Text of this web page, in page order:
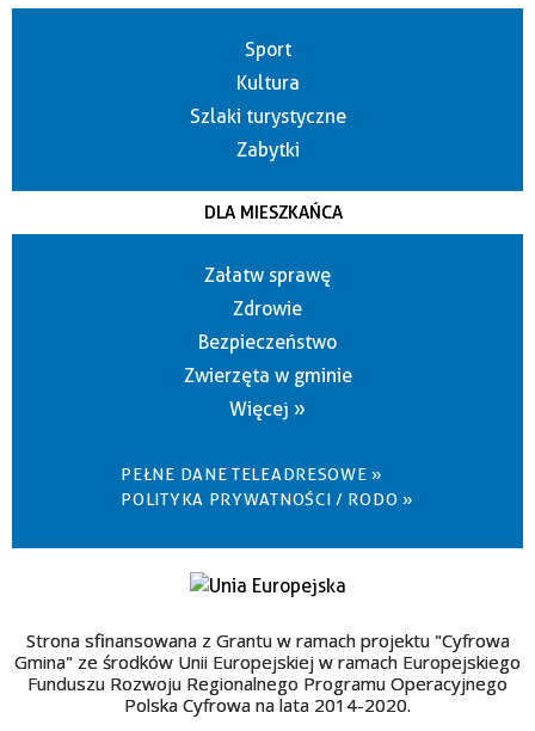
Sport
Kultura
Szlaki turystyczne
Zabytki
DLA MIESZKAŃCA
Załatw sprawę
Zdrowie
Bezpieczeństwo
Zwierzęta w gminie
Więcej »
PEŁNE DANE TELEADRESOWE »
POLITYKA PRYWATNOŚCI / RODO »
Strona sfinansowana z Grantu w ramach projektu "Cyfrowa
Gmina" ze środków Unii Europejskiej w ramach Europejskiego
Funduszu Rozwoju Regionalnego Programu Operacyjnego
Polska Cyfrowa na lata 2014-2020.